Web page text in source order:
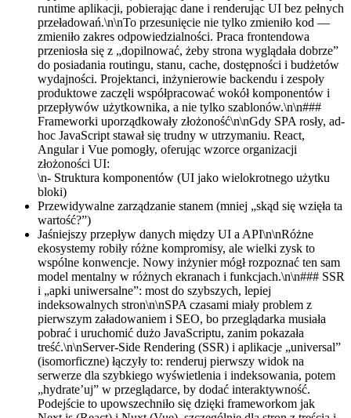
runtime aplikacji, pobierając dane i renderując UI bez pełnych
przeładowań.\n\nTo przesunięcie nie tylko zmieniło kod —
zmieniło zakres odpowiedzialności. Praca frontendowa
przeniosła się z „dopilnować, żeby strona wyglądała dobrze”
do posiadania routingu, stanu, cache, dostępności i budżetów
wydajności. Projektanci, inżynierowie backendu i zespoły
produktowe zaczęli współpracować wokół komponentów i
przepływów użytkownika, a nie tylko szablonów.\n\n###
Frameworki uporządkowały złożoność\n\nGdy SPA rosły, ad-
hoc JavaScript stawał się trudny w utrzymaniu. React,
Angular i Vue pomogły, oferując wzorce organizacji
złożoności UI:
\n- Struktura komponentów (UI jako wielokrotnego użytku
bloki)
Przewidywalne zarządzanie stanem (mniej „skąd się wzięła ta
wartość?”)
Jaśniejszy przepływ danych między UI a API\n\nRóżne
ekosystemy robiły różne kompromisy, ale wielki zysk to
wspólne konwencje. Nowy inżynier mógł rozpoznać ten sam
model mentalny w różnych ekranach i funkcjach.\n\n### SSR
i „apki uniwersalne”: most do szybszych, lepiej
indeksowalnych stron\n\nSPA czasami miały problem z
pierwszym załadowaniem i SEO, bo przeglądarka musiała
pobrać i uruchomić dużo JavaScriptu, zanim pokazała
treść.\n\nServer-Side Rendering (SSR) i aplikacje „universal”
(isomorficzne) łączyły to: renderuj pierwszy widok na
serwerze dla szybkiego wyświetlenia i indeksowania, potem
„hydrate’uj” w przeglądarce, by dodać interaktywność.
Podejście to upowszechniło się dzięki frameworkom jak